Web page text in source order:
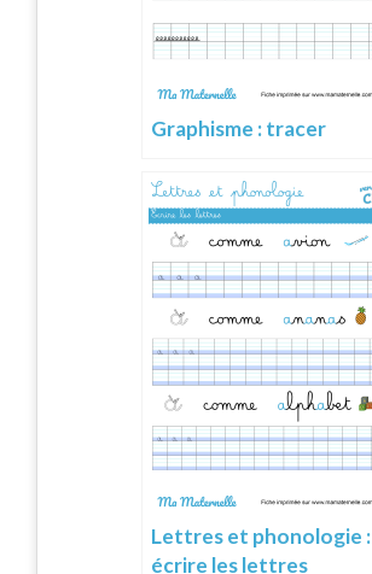
Graphisme : tracer
Lettres et phonologie :
écrire les lettres